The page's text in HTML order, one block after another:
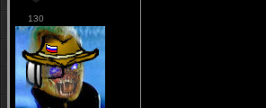
130